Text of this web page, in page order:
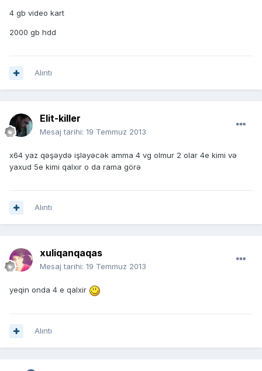
4 gb video kart
2000 gb hdd
Alıntı
Elit-killer
Mesaj tarihi: 19 Temmuz 2013
x64 yaz qəşəydə işləyəcək amma 4 vg olmur 2 olar 4e kimi və
yaxud 5e kimi qalxır o da rama görə
Alıntı
xuliqanqaqas
Mesaj tarihi: 19 Temmuz 2013
yeqin onda 4 e qalxir
Alıntı